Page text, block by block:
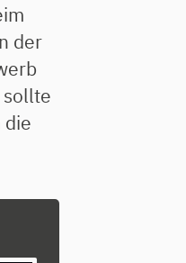
der
sollte
die